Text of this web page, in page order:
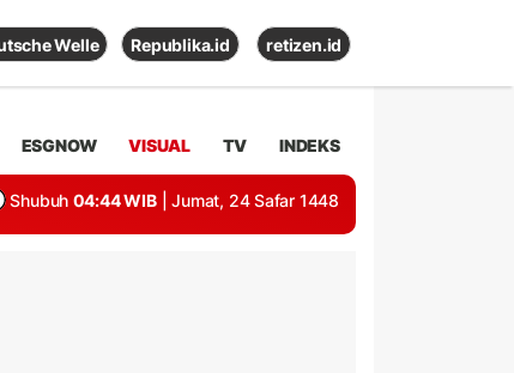
Welle Republika.id retizen.id
ESGNOW VISUAL TV INDEKS
Shubuh 04:44 WIB | Jumat, 24 Safar 1448